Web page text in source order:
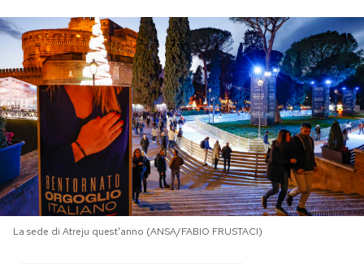
Economia
Sport
Altrecose
Mondiali calcio 2026
PODCAST
NEWSLETTER
I MIEI PREFERITI
La sede di Atreju quest'anno (ANSA/FABIO FRUSTACI)